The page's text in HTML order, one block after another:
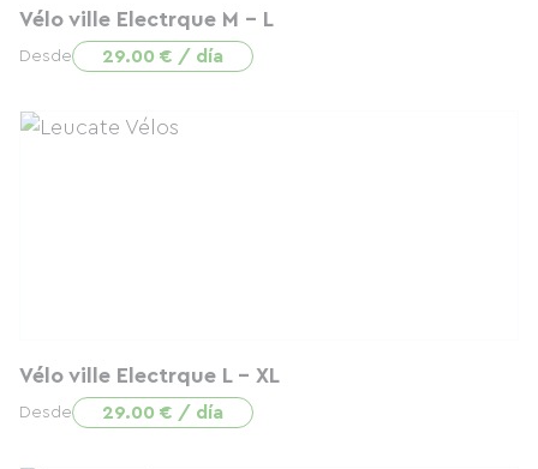
Vélo ville Electrque M - L
Desde 29.00 € / día
Vélo ville Electrque L - XL
Desde 29.00 € / día